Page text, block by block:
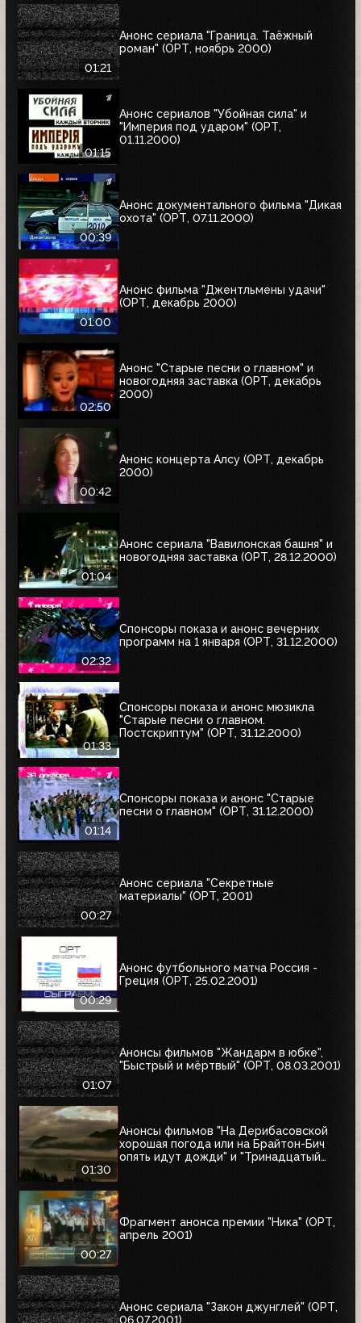
01:21
Анонс сериала "Граница. Таёжный
роман" (ОРТ, ноябрь 2000)
01:15
Анонс сериалов "Убойная сила" и
"Империя под ударом" (ОРТ,
01.11.2000)
00:39
Анонс документального фильма "Дикая
охота" (ОРТ, 07.11.2000)
01:00
Анонс фильма "Джентльмены удачи"
(ОРТ, декабрь 2000)
02:50
Анонс "Старые песни о главном" и
новогодняя заставка (ОРТ, декабрь
2000)
00:42
Анонс концерта Алсу (ОРТ, декабрь
2000)
01:04
Анонс сериала "Вавилонская башня" и
новогодняя заставка (ОРТ, 28.12.2000)
02:32
Спонсоры показа и анонс вечерних
программ на 1 января (ОРТ, 31.12.2000)
01:33
Спонсоры показа и анонс мюзикла
"Старые песни о главном.
Постскриптум" (ОРТ, 31.12.2000)
01:14
Спонсоры показа и анонс "Старые
песни о главном" (ОРТ, 31.12.2000)
00:27
Анонс сериала "Секретные
материалы" (ОРТ, 2001)
00:29
Анонс футбольного матча Россия -
Греция (ОРТ, 25.02.2001)
01:07
Анонсы фильмов "Жандарм в юбке",
"Быстрый и мёртвый" (ОРТ, 08.03.2001)
01:30
Анонсы фильмов "На Дерибасовской
хорошая погода или на Брайтон-Бич
опять идут дожди" и "Тринадцатый
00:27
Фрагмент анонса премии "Ника" (ОРТ,
апрель 2001)
Анонс сериала "Закон джунглей" (ОРТ,
06.07.2001)